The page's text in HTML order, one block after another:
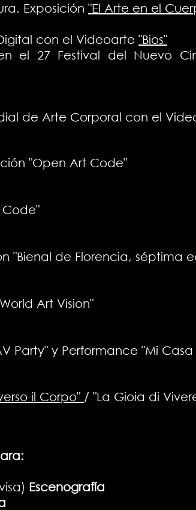
Exposición "El Arte en el
con el Videoarte "Bios"
el 27 Festival del Nuevo
de Arte Corporal con el
"Open Art Code"
Code"
"Bienal de Florencia, séptima
Art Vision"
Party" y Performance "Mi
il Corpo" / "La Gioia di
Escenografía